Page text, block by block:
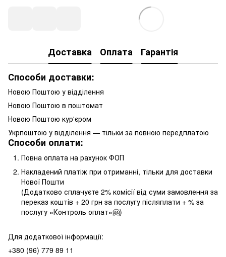
Доставка Оплата
Гарантія
Способи доставки:
Новою Поштою у відділення
Новою Поштою в поштомат
Новою Поштою кур'єром
Укрпоштою у відділення — тільки за повною передплатою
Способи оплати:
Повна оплата на рахунок ФОП
Накладений платіж при отриманні, тільки для доставки
Нової Пошти
(Додатково сплачуєте 2% комісії від суми замовлення за
переказ коштів + 20 грн за послугу післяплати + % за
послугу «Контроль оплат»🤗)
Для додаткової інформації:
+380 (96) 779 89 11